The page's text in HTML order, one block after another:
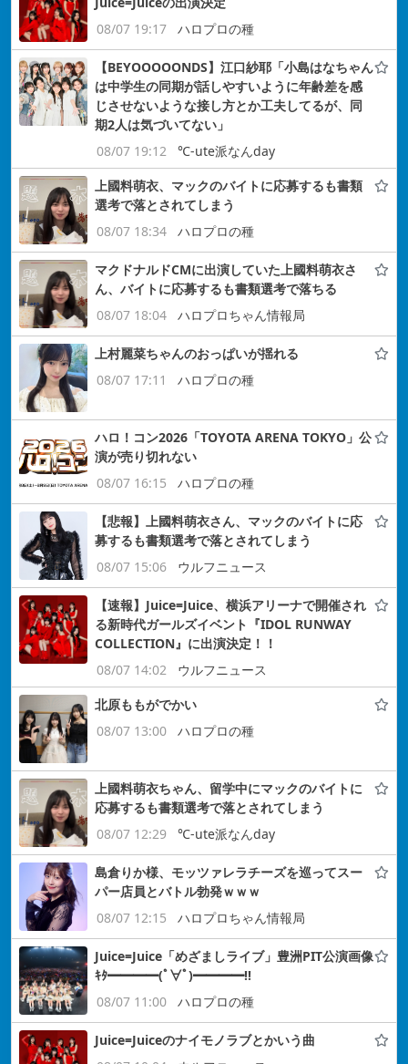
08/07 19:17
ハロプロの種
【BEYOOOOONDS】江口紗耶「小島はなちゃん
は中学生の同期が話しやすいように年齢差を感
じさせないような接し方とか工夫してるが、同
期2人は気づいてない」
08/07 19:12
℃-ute派なんday
上國料萌衣、マックのバイトに応募するも書類
選考で落とされてしまう
08/07 18:34
ハロプロの種
マクドナルドCMに出演していた上國料萌衣さ
ん、バイトに応募するも書類選考で落ちる
08/07 18:04
ハロプロちゃん情報局
上村麗菜ちゃんのおっぱいが揺れる
08/07 17:11
ハロプロの種
ハロ！コン2026「TOYOTA ARENA TOKYO」公
演が売り切れない
08/07 16:15
ハロプロの種
【悲報】上國料萌衣さん、マックのバイトに応
募するも書類選考で落とされてしまう
08/07 15:06
ウルフニュース
【速報】Juice=Juice、横浜アリーナで開催され
る新時代ガールズイベント『IDOL RUNWAY
COLLECTION』に出演決定！！
08/07 14:02
ウルフニュース
北原ももがでかい
08/07 13:00
ハロプロの種
上國料萌衣ちゃん、留学中にマックのバイトに
応募するも書類選考で落とされてしまう
08/07 12:29
℃-ute派なんday
島倉りか様、モッツァレラチーズを巡ってスー
パー店員とバトル勃発ｗｗｗ
08/07 12:15
ハロプロちゃん情報局
Juice=Juice「めざましライブ」豊洲PIT公演画像
ｷﾀ━━━━(ﾟ∀ﾟ)━━━━!!
08/07 11:00
ハロプロの種
Juice=Juiceのナイモノラブとかいう曲